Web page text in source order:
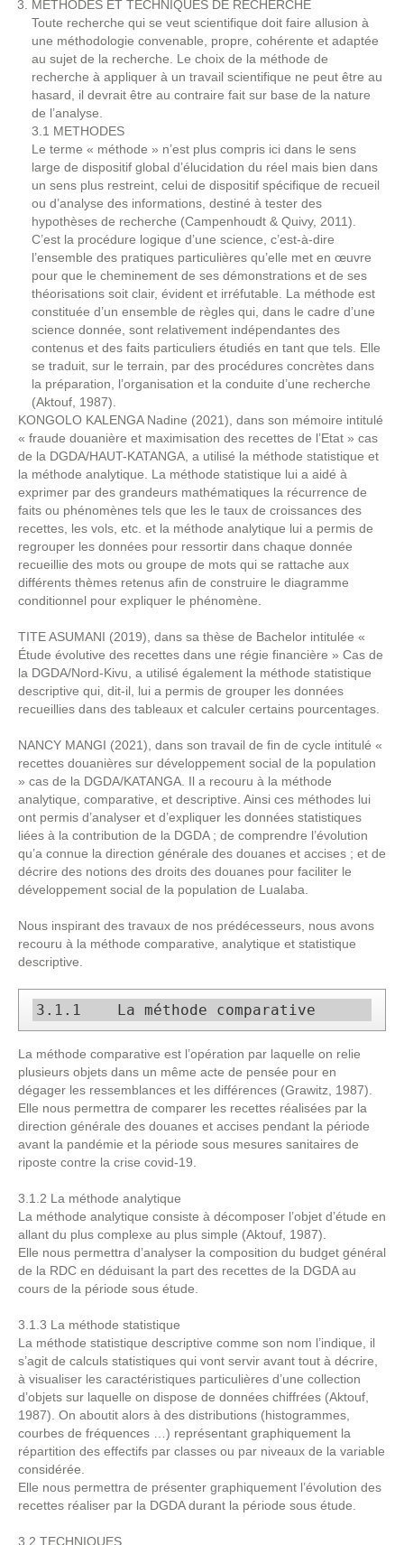
METHODES ET TECHNIQUES DE RECHERCHE
Toute recherche qui se veut scientifique doit faire allusion à
une méthodologie convenable, propre, cohérente et adaptée
au sujet de la recherche. Le choix de la méthode de
recherche à appliquer à un travail scientifique ne peut être au
hasard, il devrait être au contraire fait sur base de la nature
de l’analyse.
3.1 METHODES
Le terme « méthode » n’est plus compris ici dans le sens
large de dispositif global d’élucidation du réel mais bien dans
un sens plus restreint, celui de dispositif spécifique de recueil
ou d’analyse des informations, destiné à tester des
hypothèses de recherche (Campenhoudt & Quivy, 2011).
C’est la procédure logique d’une science, c’est-à-dire
l’ensemble des pratiques particulières qu’elle met en œuvre
pour que le cheminement de ses démonstrations et de ses
théorisations soit clair, évident et irréfutable. La méthode est
constituée d’un ensemble de règles qui, dans le cadre d’une
science donnée, sont relativement indépendantes des
contenus et des faits particuliers étudiés en tant que tels. Elle
se traduit, sur le terrain, par des procédures concrètes dans
la préparation, l’organisation et la conduite d’une recherche
(Aktouf, 1987).
KONGOLO KALENGA Nadine (2021), dans son mémoire intitulé
« fraude douanière et maximisation des recettes de l’Etat » cas
de la DGDA/HAUT-KATANGA, a utilisé la méthode statistique et
la méthode analytique. La méthode statistique lui a aidé à
exprimer par des grandeurs mathématiques la récurrence de
faits ou phénomènes tels que les le taux de croissances des
recettes, les vols, etc. et la méthode analytique lui a permis de
regrouper les données pour ressortir dans chaque donnée
recueillie des mots ou groupe de mots qui se rattache aux
différents thèmes retenus afin de construire le diagramme
conditionnel pour expliquer le phénomène.
TITE ASUMANI (2019), dans sa thèse de Bachelor intitulée «
Étude évolutive des recettes dans une régie financière » Cas de
la DGDA/Nord-Kivu, a utilisé également la méthode statistique
descriptive qui, dit-il, lui a permis de grouper les données
recueillies dans des tableaux et calculer certains pourcentages.
NANCY MANGI (2021), dans son travail de fin de cycle intitulé «
recettes douanières sur développement social de la population
» cas de la DGDA/KATANGA. Il a recouru à la méthode
analytique, comparative, et descriptive. Ainsi ces méthodes lui
ont permis d’analyser et d’expliquer les données statistiques
liées à la contribution de la DGDA ; de comprendre l’évolution
qu’a connue la direction générale des douanes et accises ; et de
décrire des notions des droits des douanes pour faciliter le
développement social de la population de Lualaba.
Nous inspirant des travaux de nos prédécesseurs, nous avons
recouru à la méthode comparative, analytique et statistique
descriptive.
3.1.1    La méthode comparative
La méthode comparative est l’opération par laquelle on relie
plusieurs objets dans un même acte de pensée pour en
dégager les ressemblances et les différences (Grawitz, 1987).
Elle nous permettra de comparer les recettes réalisées par la
direction générale des douanes et accises pendant la période
avant la pandémie et la période sous mesures sanitaires de
riposte contre la crise covid-19.
3.1.2 La méthode analytique
La méthode analytique consiste à décomposer l’objet d’étude en
allant du plus complexe au plus simple (Aktouf, 1987).
Elle nous permettra d’analyser la composition du budget général
de la RDC en déduisant la part des recettes de la DGDA au
cours de la période sous étude.
3.1.3 La méthode statistique
La méthode statistique descriptive comme son nom l’indique, il
s’agit de calculs statistiques qui vont servir avant tout à décrire,
à visualiser les caractéristiques particulières d’une collection
d’objets sur laquelle on dispose de données chiffrées (Aktouf,
1987). On aboutit alors à des distributions (histogrammes,
courbes de fréquences …) représentant graphiquement la
répartition des effectifs par classes ou par niveaux de la variable
considérée.
Elle nous permettra de présenter graphiquement l’évolution des
recettes réaliser par la DGDA durant la période sous étude.
3.2 TECHNIQUES